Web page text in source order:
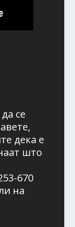
се
дека е
што
670
на